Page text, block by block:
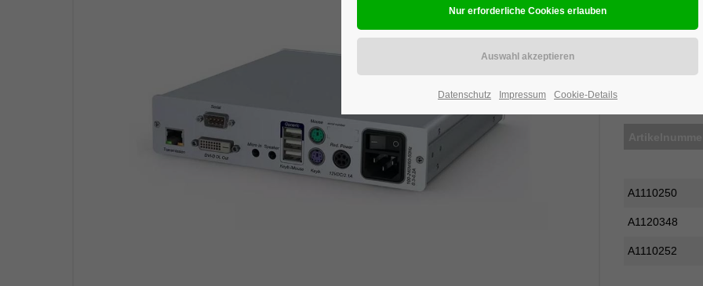
Mon - Fri 8:00am - 5:00pm(GMT +1)
1920 × 1080i
1440 × 576i @
A1110250
A1120348
A1110252
Datenschutz Impressum Cookie-Details